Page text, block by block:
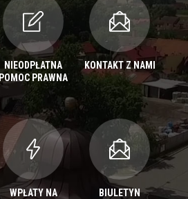
NIEODPŁATNA
POMOC PRAWNA
KONTAKT Z NAMI
WPŁATY NA
BIULETYN